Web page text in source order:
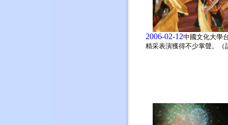
2006-02-12中國文化大學
精采表演獲得不少掌聲。（